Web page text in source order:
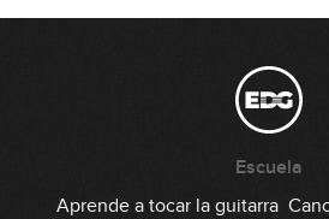
The Beatles -
Maná - Oye mi
Escuela
Aprende a tocar la guitarra